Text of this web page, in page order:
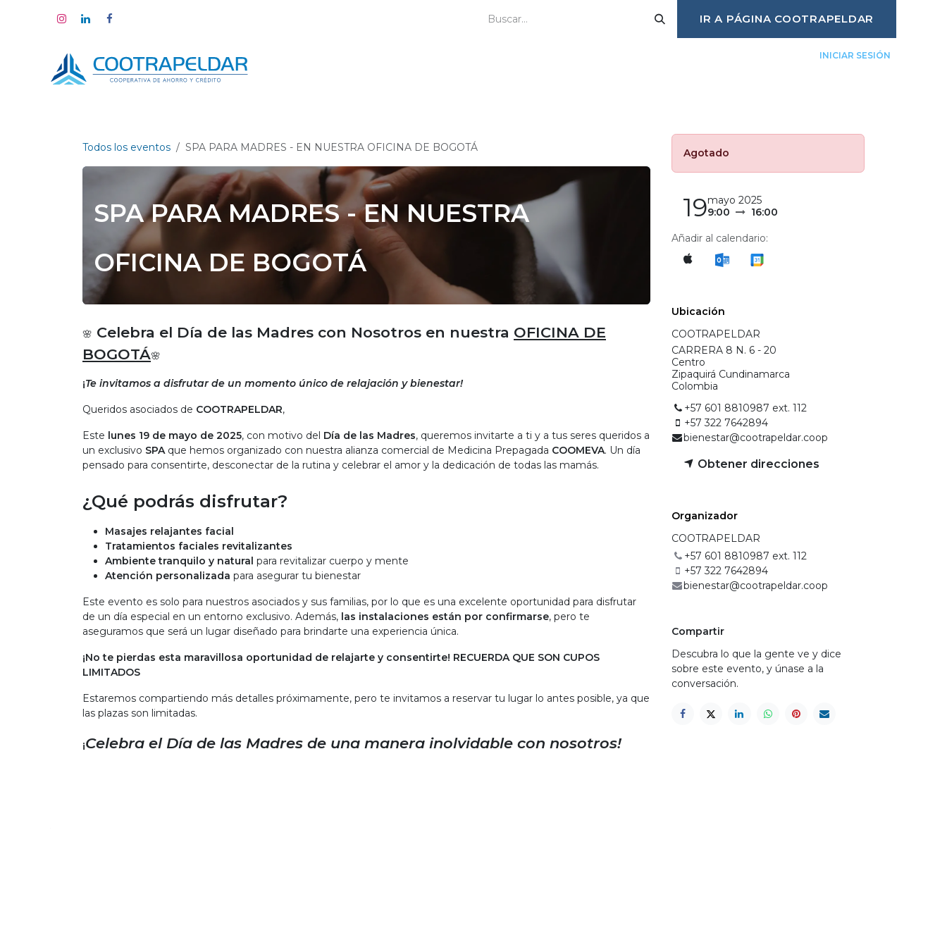
IR A PÁGINA COOTRAPELDAR
INICIAR SESIÓN
Todos los eventos SPA PARA MADRES - EN NUESTRA OFICINA DE BOGOTÁ
SPA PARA MADRES - EN NUESTRA
OFICINA DE BOGOTÁ
🌸 Celebra el Día de las Madres con Nosotros en nuestra OFICINA DE
BOGOTÁ🌸
¡Te invitamos a disfrutar de un momento único de relajación y bienestar!
Queridos asociados de COOTRAPELDAR,
Este lunes 19 de mayo de 2025, con motivo del Día de las Madres, queremos invitarte a ti y a tus seres queridos a
un exclusivo SPAque hemos organizado con nuestra alianza comercial de Medicina Prepagada COOMEVA. Un día
pensado para consentirte, desconectar de la rutina y celebrar el amor y la dedicación de todas las mamás.
¿Qué podrás disfrutar?
Masajes relajantes facial
Tratamientos faciales revitalizantes
Ambiente tranquilo y natural para revitalizar cuerpo y mente
Atención personalizada para asegurar tu bienestar
Este evento es solo para nuestros asociados y sus familias, por lo que es una excelente oportunidad para disfrutar
de un día especial en un entorno exclusivo. Además, las instalaciones están por confirmarse, pero te
aseguramos que será un lugar diseñado para brindarte una experiencia única.
¡No te pierdas esta maravillosa oportunidad de relajarte y consentirte! RECUERDA QUE SON CUPOS
LIMITADOS
Estaremos compartiendo más detalles próximamente, pero te invitamos a reservar tu lugar lo antes posible, ya que
las plazas son limitadas.
¡Celebra el Día de las Madres de una manera inolvidable con nosotros!
Agotado
19mayo 2025
9:00
16:00
Añadir al calendario:
Ubicación
COOTRAPELDAR
CARRERA 8 N. 6 - 20
Centro
Zipaquirá Cundinamarca
Colombia
+57 601 8810987 ext. 112
+57 322 7642894
bienestar@cootrapeldar.coop
Obtener direcciones
Organizado​r​
COOTRAPELDAR
+57 601 8810987 ext. 112
+57 322 7642894
bienestar@cootrapeldar.coop
Compartir
Descubra lo que la gente ve y dice
sobre este evento, y únase a la
conversación.